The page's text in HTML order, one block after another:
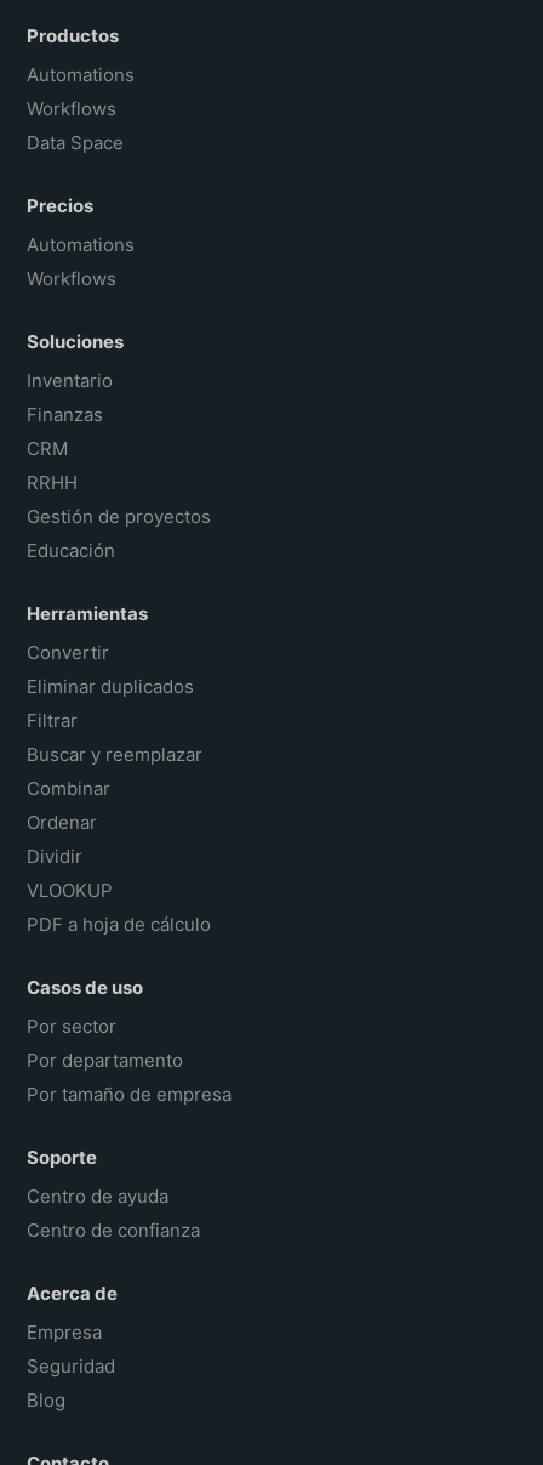
Português do Brasil
Français
Productos
Automations
Workflows
Data Space
Precios
Automations
Workflows
Soluciones
Inventario
Finanzas
CRM
RRHH
Gestión de proyectos
Educación
Herramientas
Convertir
Eliminar duplicados
Filtrar
Buscar y reemplazar
Combinar
Ordenar
Dividir
VLOOKUP
PDF a hoja de cálculo
Casos de uso
Por sector
Por departamento
Por tamaño de empresa
Soporte
Centro de ayuda
Centro de confianza
Acerca de
Empresa
Seguridad
Blog